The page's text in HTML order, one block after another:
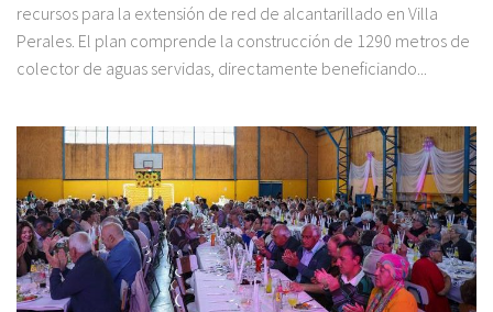
recursos para la extensión de red de alcantarillado en Villa
Perales. El plan comprende la construcción de 1290 metros de
colector de aguas servidas, directamente beneficiando...